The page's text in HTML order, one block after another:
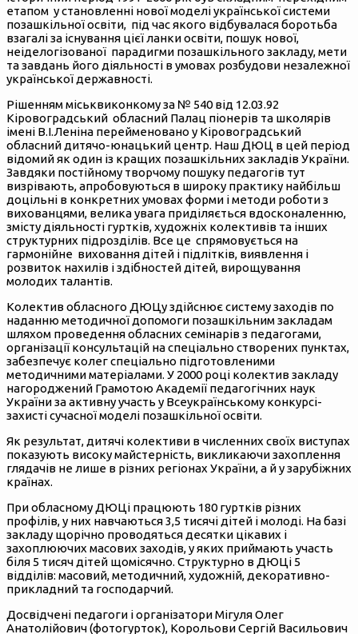
етапом у становленні нової моделі української системи
позашкільної освіти, під час якого відбувалася боротьба
взагалі за існування цієї ланки освіти, пошук нової,
неіделогізованої парадигми позашкільного закладу, мети
та завдань його діяльності в умовах розбудови незалежної
української державності.
Рішенням міськвиконкому за № 540 від 12.03.92
Кіровоградський обласний Палац піонерів та школярів
імені В.І.Леніна перейменовано у Кіровоградський
обласний дитячо-юнацький центр. Наш ДЮЦ в цей період
відомий як один із кращих позашкільних закладів України.
Завдяки постійному творчому пошуку педагогів тут
визрівають, апробовуються в широку практику найбільш
доцільні в конкретних умовах форми і методи роботи з
вихованцями, велика увага приділяється вдосконаленню,
змісту діяльності гуртків, художніх колективів та інших
структурних підрозділів. Все це спрямовується на
гармонійне виховання дітей і підлітків, виявлення і
розвиток нахилів і здібностей дітей, вирощування
молодих талантів.
Колектив обласного ДЮЦу здійснює систему заходів по
наданню методичної допомоги позашкільним закладам
шляхом проведення обласних семінарів з педагогами,
організації консультацій на спеціально створених пунктах,
забезпечує колег спеціально підготовленими
методичними матеріалами. У 2000 році колектив закладу
нагороджений Грамотою Академії педагогічних наук
України за активну участь у Всеукраїнському конкурсі-
захисті сучасної моделі позашкільної освіти.
Як результат, дитячі колективи в численних своїх виступах
показують високу майстерність, викликаючи захоплення
глядачів не лише в різних регіонах України, а й у зарубіжних
країнах.
При обласному ДЮЦі працюють 180 гуртків різних
профілів, у них навчаються 3,5 тисячі дітей і молоді. На базі
закладу щорічно проводяться десятки цікавих і
захоплюючих масових заходів, у яких приймають участь
біля 5 тисяч дітей щомісячно. Структурно в ДЮЦі 5
відділів: масовий, методичний, художній, декоративно-
прикладний та господарчий.
Досвідчені педагоги і організатори Мігуля Олег
Анатолійович (фотогурток), Корольови Сергій Васильович